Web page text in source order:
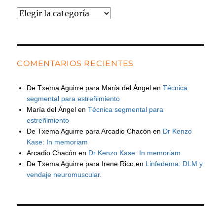
Secciones
COMENTARIOS RECIENTES
De Txema Aguirre para María del Ángel enTécnica
segmental para estreñimiento
María del Ángel enTécnica segmental para
estreñimiento
De Txema Aguirre para Arcadio Chacón en Dr Kenzo
Kase: In memoriam
Arcadio Chacón en Dr Kenzo Kase: In memoriam
De Txema Aguirre para Irene Rico en Linfedema: DLM y
vendaje neuromuscular.